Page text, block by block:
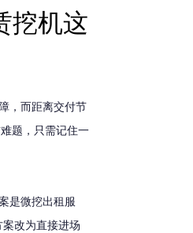
挖机这
，而距离交付节
题，只需记住一
是微挖出租服
改为直接进场